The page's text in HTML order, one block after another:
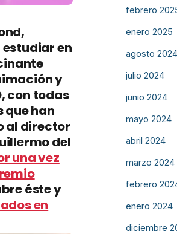
en
y
con todas
que han
al director
del
una vez
éste y
en
febrero
enero 2025
agosto 2024
julio 2024
junio 2024
mayo 2024
abril 2024
marzo 2024
febrero
enero 2024
diciembre